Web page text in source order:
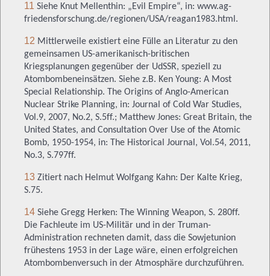
11 Siehe Knut Mellenthin: „Evil Empire“, in: www.ag-
friedensforschung.de/regionen/USA/reagan1983.html.
12 Mittlerweile existiert eine Fülle an Literatur zu den
gemeinsamen US-amerikanisch-britischen
Kriegsplanungen gegenüber der UdSSR, speziell zu
Atombombeneinsätzen. Siehe z.B. Ken Young: A Most
Special Relationship. The Origins of Anglo-American
Nuclear Strike Planning, in: Journal of Cold War Studies,
Vol.9, 2007, No.2, S.5ff.; Matthew Jones: Great Britain, the
United States, and Consultation Over Use of the Atomic
Bomb, 1950-1954, in: The Historical Journal, Vol.54, 2011,
No.3, S.797ff.
13 Zitiert nach Helmut Wolfgang Kahn: Der Kalte Krieg,
S.75.
14 Siehe Gregg Herken: The Winning Weapon, S. 280ff.
Die Fachleute im US-Militär und in der Truman-
Administration rechneten damit, dass die Sowjetunion
frühestens 1953 in der Lage wäre, einen erfolgreichen
Atombombenversuch in der Atmosphäre durchzuführen.